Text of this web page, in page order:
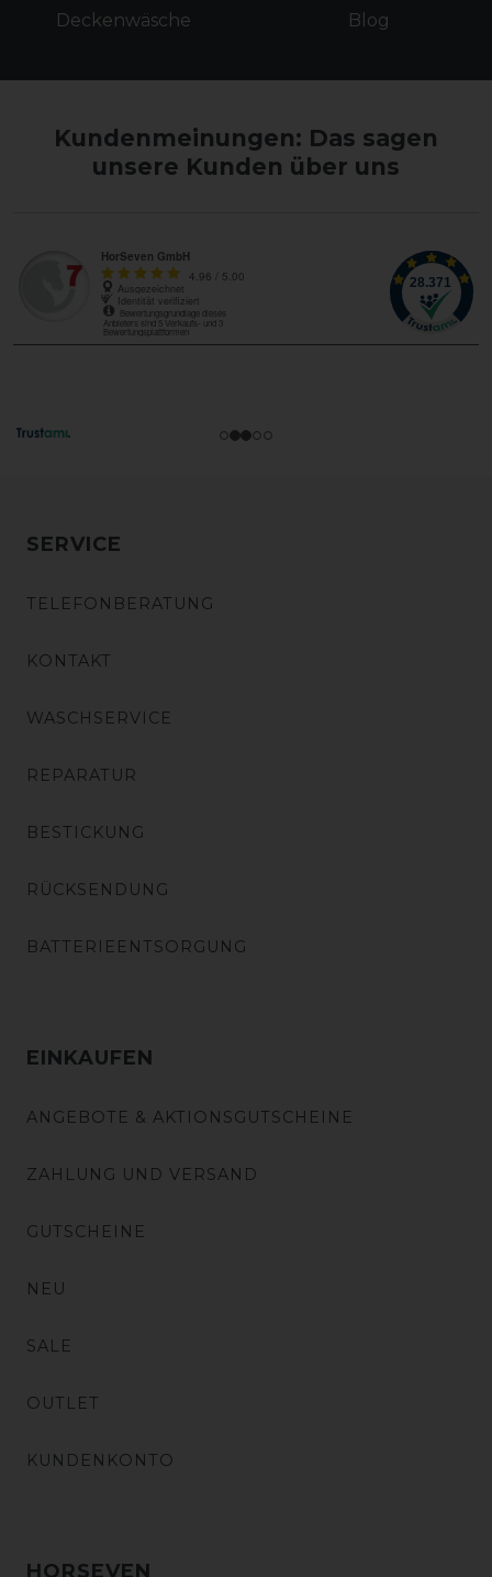
Deckenwäsche Blog
Kundenmeinungen: Das sagen
unsere Kunden über uns
SERVICE
TELEFONBERATUNG
KONTAKT
WASCHSERVICE
REPARATUR
BESTICKUNG
RÜCKSENDUNG
BATTERIEENTSORGUNG
EINKAUFEN
ANGEBOTE & AKTIONSGUTSCHEINE
ZAHLUNG UND VERSAND
GUTSCHEINE
NEU
SALE
OUTLET
KUNDENKONTO
HORSEVEN